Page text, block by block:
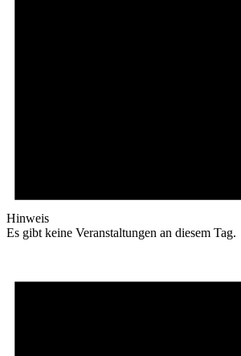
Hinweis
Es gibt keine Veranstaltungen an diesem Tag.